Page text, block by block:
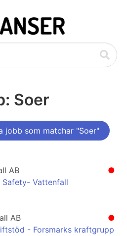
Soer
jobb som matchar "Soer"
●
AB
Vattenfall
●
AB
- Forsmarks kraftgrupp